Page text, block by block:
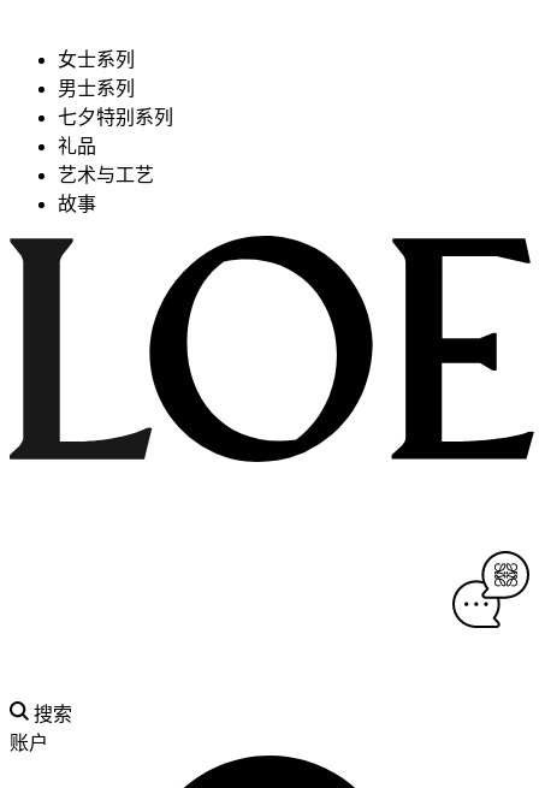
女士系列
男士系列
七夕特别系列
礼品
艺术与工艺
故事
搜索
账户